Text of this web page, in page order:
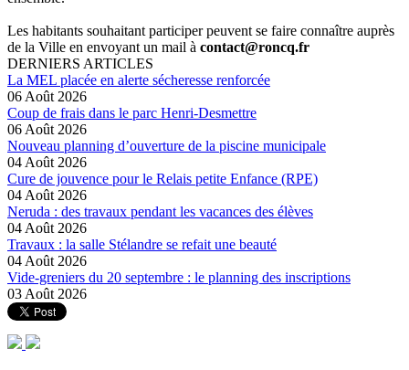
Les habitants souhaitant participer peuvent se faire connaître auprès
de la Ville en envoyant un mail à contact@roncq.fr
DERNIERS ARTICLES
La MEL placée en alerte sécheresse renforcée
06 Août 2026
Coup de frais dans le parc Henri-Desmettre
06 Août 2026
Nouveau planning d’ouverture de la piscine municipale
04 Août 2026
Cure de jouvence pour le Relais petite Enfance (RPE)
04 Août 2026
Neruda : des travaux pendant les vacances des élèves
04 Août 2026
Travaux : la salle Stélandre se refait une beauté
04 Août 2026
Vide-greniers du 20 septembre : le planning des inscriptions
03 Août 2026